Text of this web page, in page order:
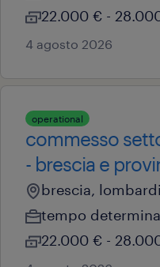
22.000 € -
4 agosto 2026
operational
commesso
- brescia e
brescia,
tempo
22.000 € -